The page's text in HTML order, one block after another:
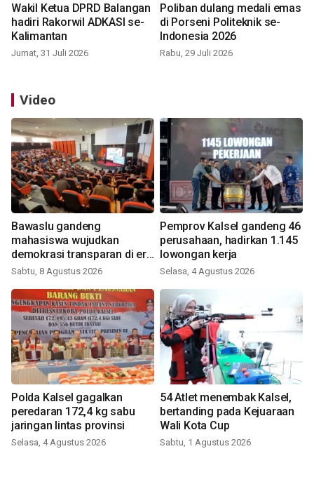
Wakil Ketua DPRD Balangan
hadiri Rakorwil ADKASI se-
Kalimantan
Jumat, 31 Juli 2026
Poliban dulang medali emas
di Porseni Politeknik se-
Indonesia 2026
Rabu, 29 Juli 2026
Video
Bawaslu gandeng
mahasiswa wujudkan
demokrasi transparan di era
digital
Sabtu, 8 Agustus 2026
Pemprov Kalsel gandeng 46
perusahaan, hadirkan 1.145
lowongan kerja
Selasa, 4 Agustus 2026
Polda Kalsel gagalkan
peredaran 172,4 kg sabu
jaringan lintas provinsi
Selasa, 4 Agustus 2026
54 Atlet menembak Kalsel,
bertanding pada Kejuaraan
Wali Kota Cup
Sabtu, 1 Agustus 2026